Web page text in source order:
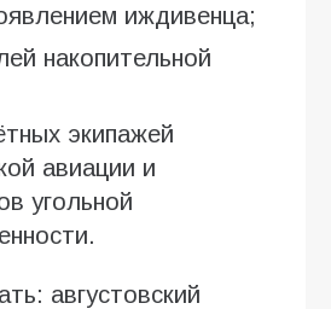
иждивенца;
накопительной
экипажей
авиации и
угольной
августовский